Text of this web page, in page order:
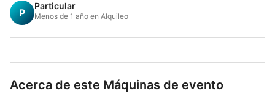
P
Particular
Menos de 1 año en Alquileo
Acerca de este Máquinas de evento